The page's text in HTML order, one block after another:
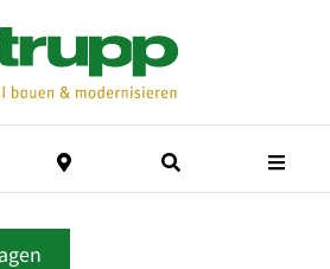
schreibenAnfahrtsweg